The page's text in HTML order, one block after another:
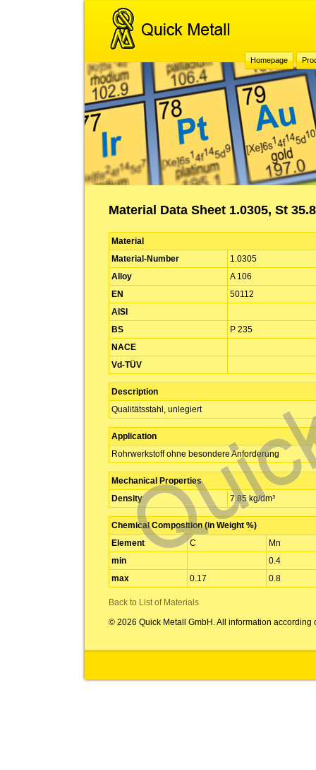
Homepage
Material Data Sheet 1.0305, St
Material
Material-Number
1.0305
Alloy
A 106
EN
50112
AISI
BS
P 235
NACE
Vd-TÜV
Description
Qualitätsstahl, unlegiert
Application
Rohrwerkstoff ohne besondere Anforderung
Mechanical Properties
Density
7.85 kg/dm³
Chemical Composition (in Weight %)
Element
C
Mn
min
0.4
max
0.17 0.8
Back to List of Materials
© 2026 Quick Metall GmbH. All information